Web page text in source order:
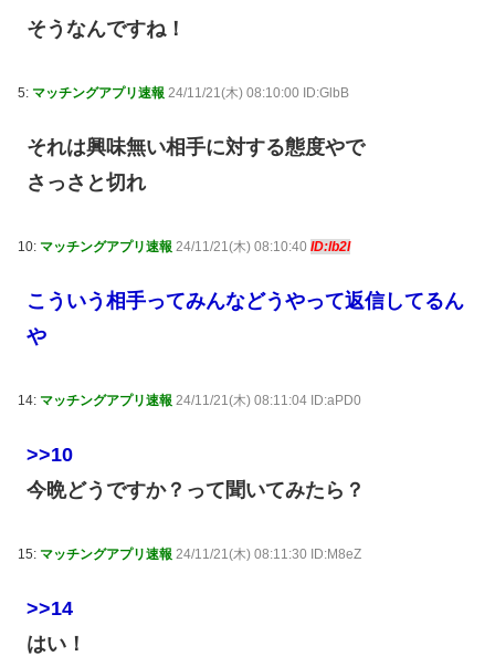
そうなんですね！
5: マッチングアプリ速報 24/11/21(木) 08:10:00 ID:GlbB
それは興味無い相手に対する態度やで
さっさと切れ
10: マッチングアプリ速報 24/11/21(木) 08:10:40 ID:lb2I
こういう相手ってみんなどうやって返信してるん
や
14: マッチングアプリ速報 24/11/21(木) 08:11:04 ID:aPD0
>>10
今晩どうですか？って聞いてみたら？
15: マッチングアプリ速報 24/11/21(木) 08:11:30 ID:M8eZ
>>14
はい！